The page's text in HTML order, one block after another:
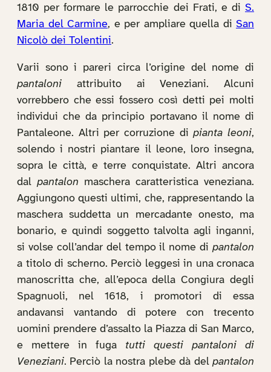
1810 per formare le parrocchie dei Frati, e di S.
Maria del Carmine, e per ampliare quella di San
Nicolò dei Tolentini.
Varii sono i pareri circa l’origine del nome di
pantaloni attribuito ai Veneziani. Alcuni
vorrebbero che essi fossero così detti pei molti
individui che da principio portavano il nome di
Pantaleone. Altri per corruzione dipianta leoni,
solendo i nostri piantare il leone, loro insegna,
sopra le città, e terre conquistate. Altri ancora
dal pantalon maschera caratteristica veneziana.
Aggiungono questi ultimi, che, rappresentando la
maschera suddetta un mercadante onesto, ma
bonario, e quindi soggetto talvolta agli inganni,
si volse coll’andar del tempo il nome di pantalon
a titolo di scherno. Perciò leggesi in una cronaca
manoscritta che, all’epoca della Congiura degli
Spagnuoli, nel 1618, i promotori di essa
andavansi vantando di potere con trecento
uomini prendere d’assalto la Piazza di San Marco,
e mettere in fuga tutti questi pantaloni di
Veneziani. Perciò la nostra plebe dà del pantalon